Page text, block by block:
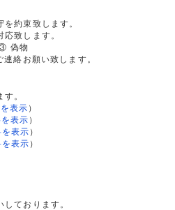
約束致します。
致します。
偽物
絡お願い致します。
。
表示 ）
表示 ）
を表示 ）
を表示 ）
ております。